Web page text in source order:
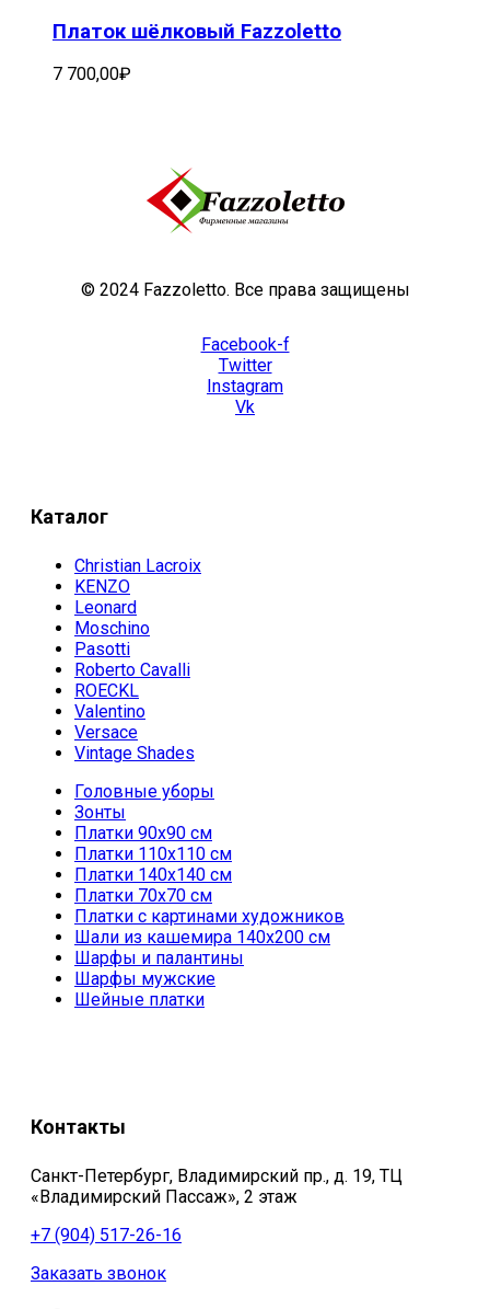
Платок шёлковый Fazzoletto
7 700,00₽
© 2024 Fazzoletto. Все права защищены
Facebook-f
Twitter
Instagram
Vk
Каталог
Christian Lacroix
KENZO
Leonard
Moschino
Pasotti
Roberto Cavalli
ROECKL
Valentino
Versace
Vintage Shades
Головные уборы
Зонты
Платки 90х90 см
Платки 110х110 см
Платки 140х140 см
Платки 70х70 см
Платки с картинами художников
Шали из кашемира 140х200 см
Шарфы и палантины
Шарфы мужские
Шейные платки
Контакты
Санкт-Петербург, Владимирский пр., д. 19, ТЦ
«Владимирский Пассаж», 2 этаж
+7 (904) 517-26-16
Заказать звонок